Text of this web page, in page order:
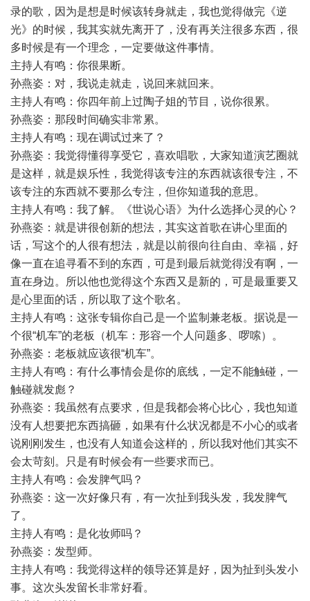
录的歌，因为是想是时候该转身就走，我也觉得做完《逆
光》的时候，我其实就先离开了，没有再关注很多东西，很
多时候是有一个理念，一定要做这件事情。
主持人有鸣：你很果断。
孙燕姿：对，我说走就走，说回来就回来。
主持人有鸣：你四年前上过陶子姐的节目，说你很累。
孙燕姿：那段时间确实非常累。
主持人有鸣：现在调试过来了？
孙燕姿：我觉得懂得享受它，喜欢唱歌，大家知道演艺圈就
是这样，就是娱乐性，我觉得该专注的东西就该很专注，不
该专注的东西就不要那么专注，但你知道我的意思。
主持人有鸣：我了解。《世说心语》为什么选择心灵的心？
孙燕姿：就是讲很创新的想法，其实这首歌在讲心里面的
话，写这个的人很有想法，就是以前很向往自由、幸福，好
像一直在追寻看不到的东西，可是到最后就觉得没有啊，一
直在身边。所以他也觉得这个东西又是新的，可是最重要又
是心里面的话，所以取了这个歌名。
主持人有鸣：这张专辑你自己是一个监制兼老板。据说是一
个很“机车”的老板（机车：形容一个人问题多、啰嗦）。
孙燕姿：老板就应该很“机车”。
主持人有鸣：有什么事情会是你的底线，一定不能触碰，一
触碰就发彪？
孙燕姿：我虽然有点要求，但是我都会将心比心，我也知道
没有人想要把东西搞砸，如果有什么状况都是不小心的或者
说刚刚发生，也没有人知道会这样的，所以我对他们其实不
会太苛刻。只是有时候会有一些要求而已。
主持人有鸣：会发脾气吗？
孙燕姿：这一次好像只有，有一次扯到我头发，我发脾气
了。
主持人有鸣：是化妆师吗？
孙燕姿：发型师。
主持人有鸣：我觉得这样的领导还算是好，因为扯到头发小
事。这次头发留长非常好看。